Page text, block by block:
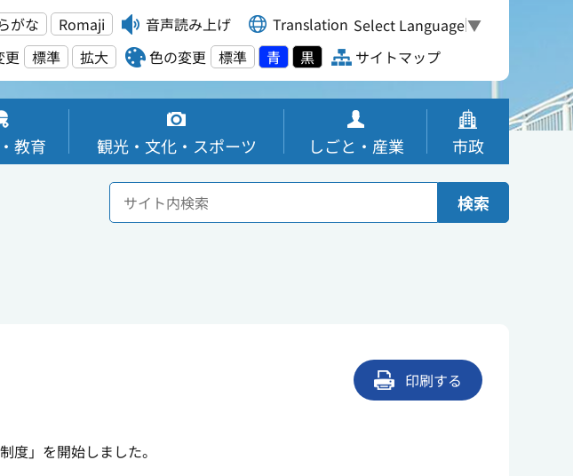
がな Romaji 音声読み上げ Translation Select Language▼
更
標準 拡大 色の変更 標準 青 黒 サイトマップ
教育 観光・文化・スポーツ しごと・産業 市政
検索
印刷する
」を開始しました。